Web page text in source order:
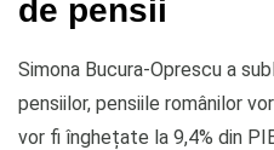
de pensii
Simona Bucura-Oprescu a
pensiilor, pensiile românilor
vor fi înghețate la 9,4% din